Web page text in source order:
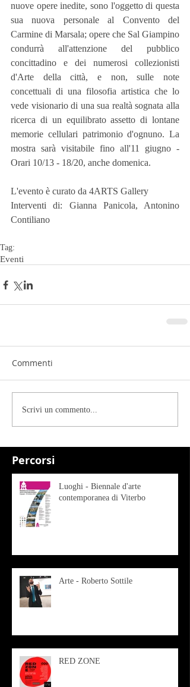
Percorsi
nuove opere inedite, sono l'oggetto di questa
sua nuova personale al Convento del
Carmine di Marsala; opere che Sal Giampino
condurrà all'attenzione del pubblico
concittadino e dei numerosi collezionisti
d'Arte della città, e non, sulle note
concettuali di una filosofia artistica che lo
vede visionario di una sua realtà sognata alla
ricerca di un equilibrato assetto di lontane
memorie cellulari patrimonio d'ognuno. La
mostra sarà visitabile fino all'11 giugno -
Orari 10/13 - 18/20, anche domenica.
L'evento è curato da 4ARTS Gallery
Interventi di: Gianna Panicola, Antonino
Contiliano
Tag:
Eventi
Commenti
Scrivi un commento...
Luoghi - Biennale d'arte
contemporanea di Viterbo
Arte - Roberto Sottile
RED ZONE